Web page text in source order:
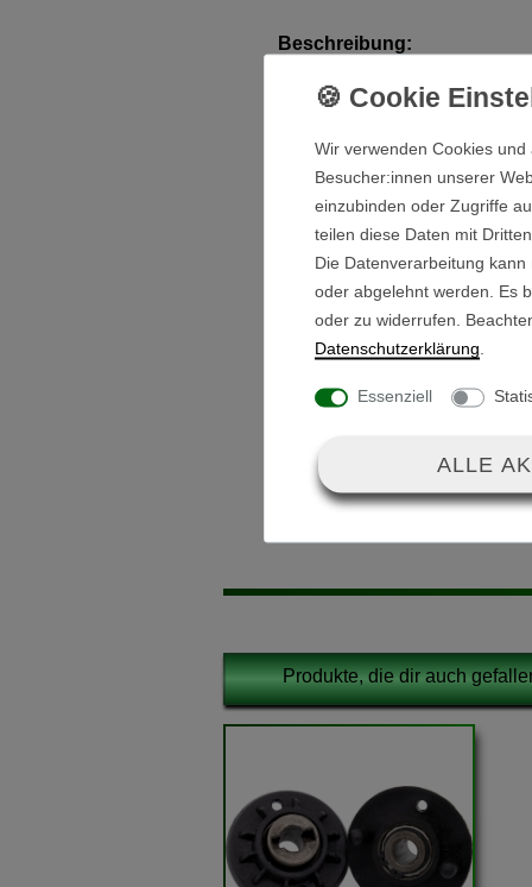
Beschreibung:
Ein Antriebsrad / Hinterrad
Komfort abseits der
Die Reifenmischung
Golftrolley ruhiger laufen,
Erlebe die Wendigkeit
Freilaufnabe.
Lieferumfang:
Antriebsrad linke
Produkte, die dir auch
Wir verwenden Cookies
Besucher:innen unserer
einzubinden oder Zugriffe
teilen diese Daten mit
Die Datenverarbeitung
oder abgelehnt werden. Es
oder zu widerrufen.
Daten­schutz­erklärung
Essenziell
ALLE